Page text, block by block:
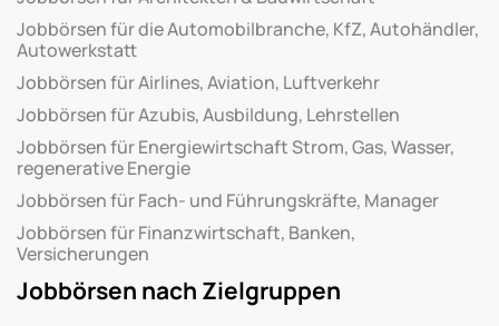
Jobbörsen für die Automobilbranche, KfZ, Autohändler,
Autowerkstatt
Jobbörsen für Airlines, Aviation, Luftverkehr
Jobbörsen für Azubis, Ausbildung, Lehrstellen
Jobbörsen für Energiewirtschaft Strom, Gas, Wasser,
regenerative Energie
Jobbörsen für Fach- und Führungskräfte, Manager
Jobbörsen für Finanzwirtschaft, Banken,
Versicherungen
Jobbörsen nach Zielgruppen